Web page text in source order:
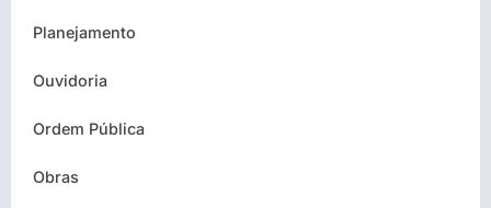
Planejamento
Ouvidoria
Ordem Pública
Obras